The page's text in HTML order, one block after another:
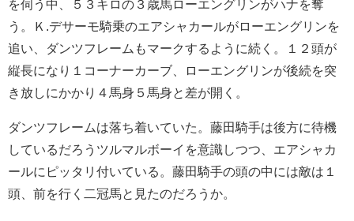
を伺う中、５３キロの３歳馬ローエングリンがハナを奪
う。Ｋ.デサーモ騎乗のエアシャカールがローエングリンを
追い、ダンツフレームもマークするように続く。１２頭が
縦長になり１コーナーカーブ、ローエングリンが後続を突
き放しにかかり４馬身５馬身と差が開く。
ダンツフレームは落ち着いていた。藤田騎手は後方に待機
しているだろうツルマルボーイを意識しつつ、エアシャカ
ールにピッタリ付いている。藤田騎手の頭の中には敵は１
頭、前を行く二冠馬と見たのだろうか。